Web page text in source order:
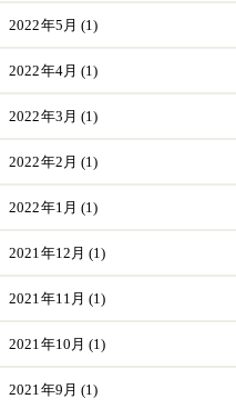
2022年5月 (1)
2022年4月 (1)
2022年3月 (1)
2022年2月 (1)
2022年1月 (1)
2021年12月 (1)
2021年11月 (1)
2021年10月 (1)
2021年9月 (1)